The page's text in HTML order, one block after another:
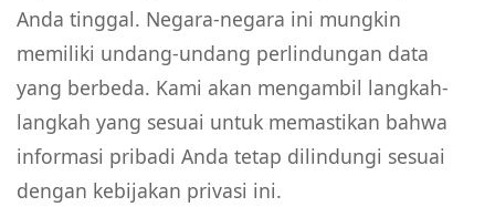
Anda tinggal. Negara-negara ini mungkin
memiliki undang-undang perlindungan data
yang berbeda. Kami akan mengambil langkah-
langkah yang sesuai untuk memastikan bahwa
informasi pribadi Anda tetap dilindungi sesuai
dengan kebijakan privasi ini.